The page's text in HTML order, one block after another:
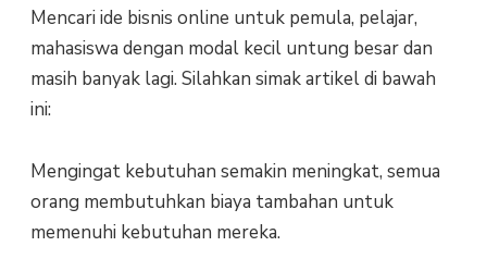
Mencari ide bisnis online untuk pemula, pelajar,
mahasiswa dengan modal kecil untung besar dan
masih banyak lagi. Silahkan simak artikel di bawah
ini:
Mengingat kebutuhan semakin meningkat, semua
orang membutuhkan biaya tambahan untuk
memenuhi kebutuhan mereka.